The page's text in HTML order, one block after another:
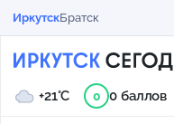
ИркутскБратск
+21°C 0 0 баллов